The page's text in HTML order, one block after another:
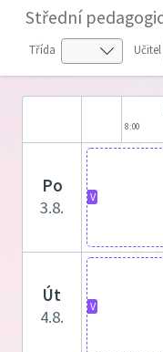
Střední
Třída Učitel
8:00
po
3.8.
V
út
4.8.
V